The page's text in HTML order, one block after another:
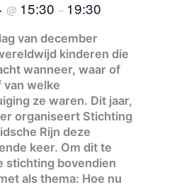
@ 15:30 – 19:30
van december
kinderen die
wanneer, waar of
van welke
ze waren. Dit jaar,
organiseert Stichting
Rijn deze
keer. Om dit te
stichting bovendien
als thema: Hoe nu